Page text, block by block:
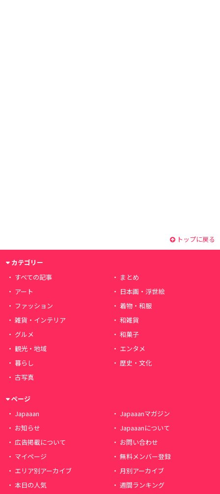
トップに戻る
カテゴリー
すべての記事
まとめ
アート
日本画・浮世絵
ファッション
着物・和服
雑貨・インテリア
和雑貨
グルメ
和菓子
観光・地域
エンタメ
暮らし
歴史・文化
古写真
ページ
Japaaan
Japaaanマガジン
お知らせ
Japaaanについて
広告掲載について
お問い合わせ
マイページ
無料メンバー登録
エリア別アーカイブ
月別アーカイブ
本日の人気
週間ランキング